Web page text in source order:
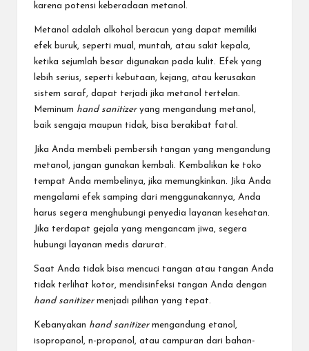
karena potensi keberadaan metanol.
Metanol adalah alkohol beracun yang dapat memiliki
efek buruk, seperti mual, muntah, atau sakit kepala,
ketika sejumlah besar digunakan pada kulit. Efek yang
lebih serius, seperti kebutaan, kejang, atau kerusakan
sistem saraf, dapat terjadi jika metanol tertelan.
Meminum hand sanitizeryang mengandung metanol,
baik sengaja maupun tidak, bisa berakibat fatal.
Jika Anda membeli pembersih tangan yang mengandung
metanol, jangan gunakan kembali. Kembalikan ke toko
tempat Anda membelinya, jika memungkinkan. Jika Anda
mengalami efek samping dari menggunakannya, Anda
harus segera menghubungi penyedia layanan kesehatan.
Jika terdapat gejala yang mengancam jiwa, segera
hubungi layanan medis darurat.
Saat Anda tidak bisa mencuci tangan atau tangan Anda
tidak terlihat kotor, mendisinfeksi tangan Anda dengan
hand sanitizermenjadi pilihan yang tepat.
Kebanyakan hand sanitizermengandung etanol,
isopropanol, n-propanol, atau campuran dari bahan-